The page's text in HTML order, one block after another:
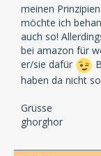
meinen
möchte ich
auch so!
bei amazon für
er/sie dafür
haben da nicht
Grüsse
ghorghor